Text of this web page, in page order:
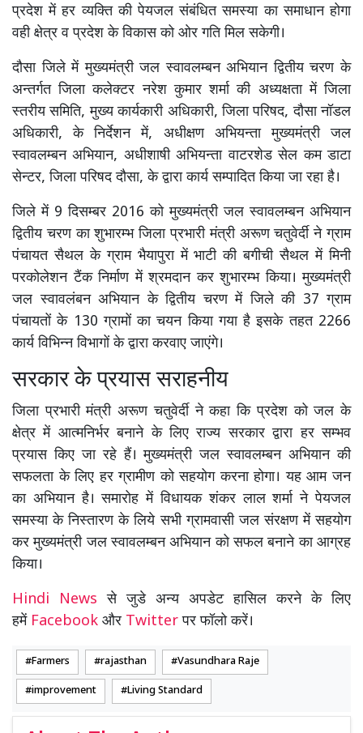
प्रदेश में हर व्यक्ति की पेयजल संबंधित समस्या का समाधान होगा
वही क्षेत्र व प्रदेश के विकास को ओर गति मिल सकेगी।
दौसा जिले में मुख्यमंत्री जल स्वावलम्बन अभियान द्वितीय चरण के
अन्तर्गत जिला कलेक्टर नरेश कुमार शर्मा की अध्यक्षता में जिला
स्तरीय समिति, मुख्य कार्यकारी अधिकारी, जिला परिषद, दौसा नॉडल
अधिकारी, के निर्देशन में, अधीक्षण अभियन्ता मुख्यमंत्री जल
स्वावलम्बन अभियान, अधीशाषी अभियन्ता वाटरशेड सेल कम डाटा
सेन्टर, जिला परिषद दौसा, के द्वारा कार्य सम्पादित किया जा रहा है।
जिले में 9 दिसम्बर 2016 को मुख्यमंत्री जल स्वावलम्बन अभियान
द्वितीय चरण का शुभारम्भ जिला प्रभारी मंत्री अरूण चतुवेर्दी ने ग्राम
पंचायत सैथल के ग्राम भैयापुरा में भाटी की बगीची सैथल में मिनी
परकोलेशन टैंक निर्माण में श्रमदान कर शुभारम्भ किया। मुख्यमंत्री
जल स्वावलंबन अभियान के द्वितीय चरण में जिले की 37 ग्राम
पंचायतों के 130 ग्रामों का चयन किया गया है इसके तहत 2266
कार्य विभिन्न विभागों के द्वारा करवाए जाएंगे।
सरकार के प्रयास सराहनीय
जिला प्रभारी मंत्री अरूण चतुवेर्दी ने कहा कि प्रदेश को जल के
क्षेत्र में आत्मनिर्भर बनाने के लिए राज्य सरकार द्वारा हर सम्भव
प्रयास किए जा रहे हैं। मुख्यमंत्री जल स्वावलम्बन अभियान की
सफलता के लिए हर ग्रामीण को सहयोग करना होगा। यह आम जन
का अभियान है। समारोह में विधायक शंकर लाल शर्मा ने पेयजल
समस्या के निस्तारण के लिये सभी ग्रामवासी जल संरक्षण में सहयोग
कर मुख्यमंत्री जल स्वावलम्बन अभियान को सफल बनाने का आग्रह
किया।
Hindi Newsसे जुडे अन्य अपडेट हासिल करने के लिए
हमें Facebook और Twitterपर फॉलो करें।
Farmers rajasthan Vasundhara Raje
improvement Living Standard